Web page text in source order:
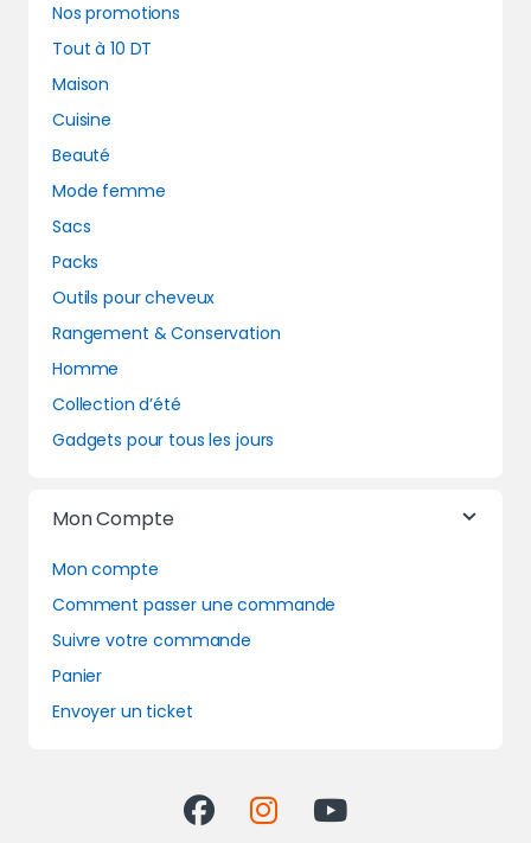
Nos promotions
Tout à 10 DT
Maison
Cuisine
Beauté
Mode femme
Sacs
Packs
Outils pour cheveux
Rangement & Conservation
Homme
Collection d’été
Gadgets pour tous les jours
Mon Compte
Mon compte
Comment passer une commande
Suivre votre commande
Panier
Envoyer un ticket